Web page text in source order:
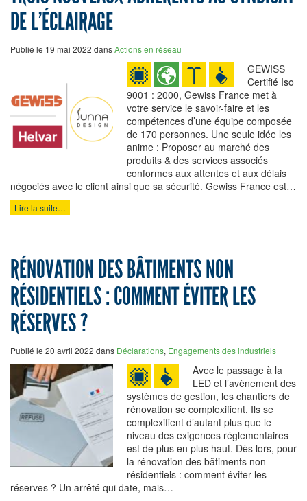
DE L’ÉCLAIRAGE
Publié le 19 mai 2022 dansActions en réseau
GEWISS
Certifié Iso
9001 : 2000, Gewiss France met à
votre service le savoir-faire et les
compétences d’une équipe composée
de 170 personnes. Une seule idée les
anime : Proposer au marché des
produits & des services associés
conformes aux attentes et aux délais
négociés avec le client ainsi que sa sécurité. Gewiss France est…
Lire la suite…
RÉNOVATION DES BÂTIMENTS NON
RÉSIDENTIELS : COMMENT ÉVITER LES
RÉSERVES ?
Publié le 20 avril 2022 dans Déclarations, Engagements des industriels
Avec le passage à la
LED et l’avènement des
systèmes de gestion, les chantiers de
rénovation se complexifient. Ils se
complexifient d’autant plus que le
niveau des exigences réglementaires
est de plus en plus haut. Dès lors, pour
la rénovation des bâtiments non
résidentiels : comment éviter les
réserves ? Un arrêté qui date, mais…